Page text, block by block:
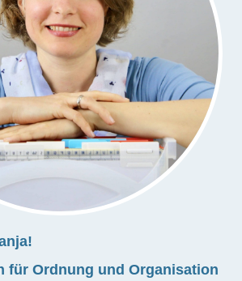
für Ordnung und Organisation